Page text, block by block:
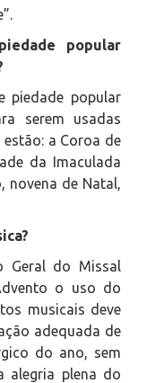
popular
piedade popular
serem usadas
a Coroa de
da Imaculada
novena de Natal,
Geral do Missal
o uso do
musicais deve
adequada de
do ano, sem
alegria plena do